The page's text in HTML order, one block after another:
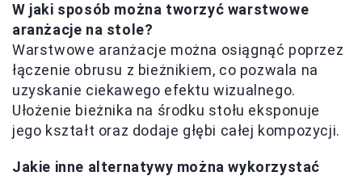
W jaki sposób można tworzyć warstwowe
aranżacje na stole?
Warstwowe aranżacje można osiągnąć poprzez
łączenie obrusu z bieżnikiem, co pozwala na
uzyskanie ciekawego efektu wizualnego.
Ułożenie bieżnika na środku stołu eksponuje
jego kształt oraz dodaje głębi całej kompozycji.
Jakie inne alternatywy można wykorzystać